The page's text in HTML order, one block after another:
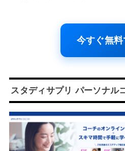
今すぐ無
スタディサプリ パーソナル